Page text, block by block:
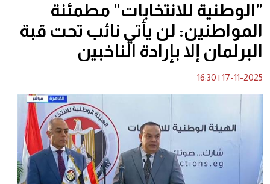
"الوطنية للانتخابات" مطمئنة
المواطنين: لن يأتي نائب تحت قبة
البرلمان إلا بإرادة الناخبين
17-11-2025
|
16:30